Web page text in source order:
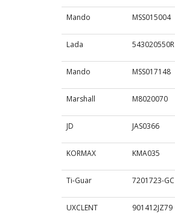
Mando MSS015004
Lada 543020550R
Mando MSS017148
Marshall M8020070
JD JAS0366
KORMAX KMA035
Ti-Guar 7201723-GC
UXCLENT 901412JZ79